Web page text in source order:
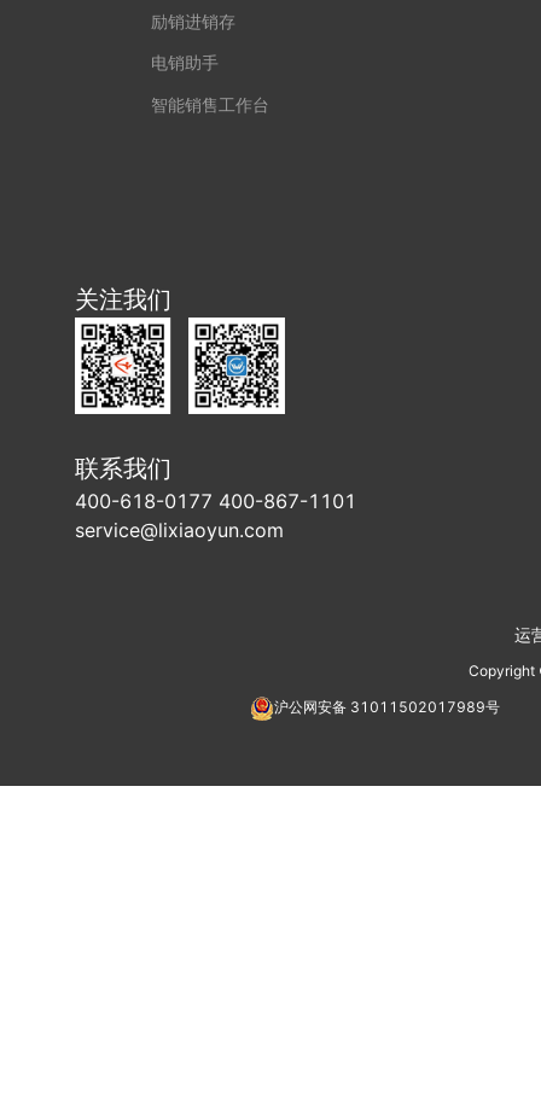
励销进销存
电销助手
智能销售工作台
关注我们
联系我们
400-618-0177 400-867-1101
service@lixiaoyun.com
运
沪公网安备 31011502017989号